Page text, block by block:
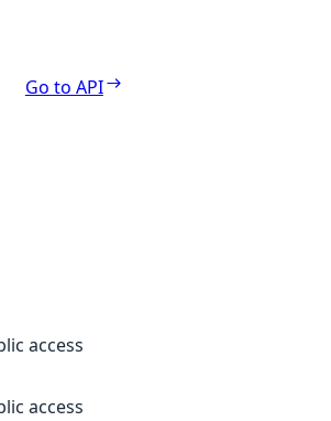
Go to API
access
access